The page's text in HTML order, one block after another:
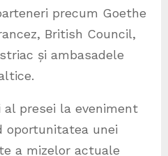
precum Goethe
British Council,
și ambasadele
presei la eveniment
oportunitatea unei
a mizelor actuale